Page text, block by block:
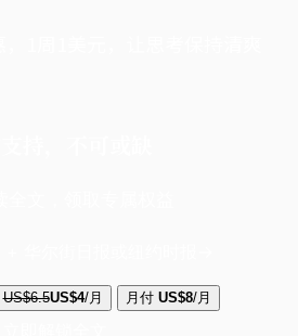
US$6.5US$4/月 月付 US$8/月